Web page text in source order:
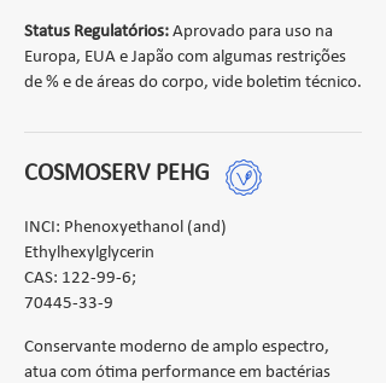
Status Regulatórios: Aprovado para uso na
Europa, EUA e Japão com algumas restrições
de % e de áreas do corpo, vide boletim técnico.
COSMOSERV PEHG
INCI: Phenoxyethanol (and)
Ethylhexylglycerin
CAS: 122-99-6;
70445-33-9
Conservante moderno de amplo espectro,
atua com ótima performance em bactérias